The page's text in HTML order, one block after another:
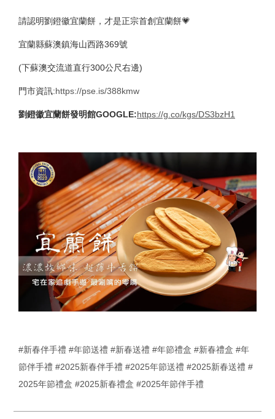
請認明劉鐙徽宜蘭餅，才是正宗首創宜蘭餅💗
宜蘭縣蘇澳鎮海山西路369號
(下蘇澳交流道直行300公尺右邊)
門市資訊:https://pse.is/388kmw
劉鐙徽宜蘭餅發明館GOOGLE:https://g.co/kgs/DS3bzH1
#新春伴手禮 #年節送禮 #新春送禮 #年節禮盒 #新春禮盒 #年
節伴手禮 #2025新春伴手禮 #2025年節送禮 #2025新春送禮 #
2025年節禮盒 #2025新春禮盒 #2025年節伴手禮